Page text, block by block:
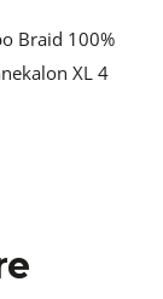
Braid 100%
XL 4